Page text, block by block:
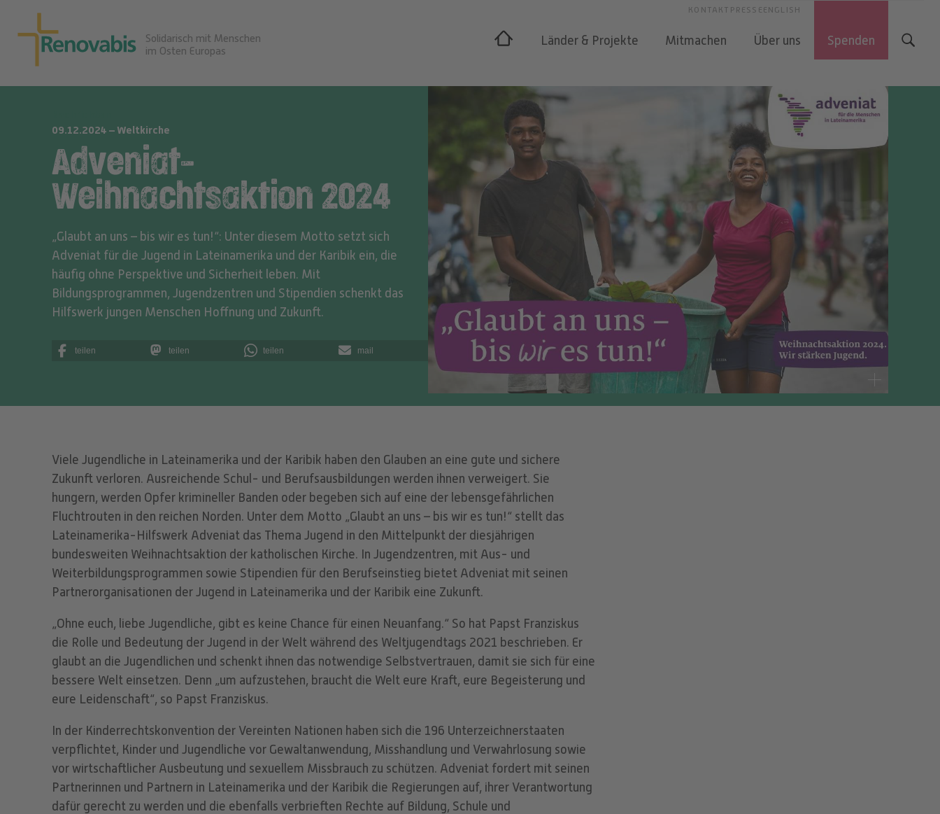
Solidarisch mit Menschen
im Osten Europas
Länder & Projekte Mitmachen Über uns Spenden
KONTAKT PRESSE ENGLISH
09.12.2024 – Weltkirche
Adveniat-
Weihnachtsaktion 2024
„Glaubt an uns – bis wir es tun!“: Unter diesem Motto setzt sich
Adveniat für die Jugend in Lateinamerika und der Karibik ein, die
häufig ohne Perspektive und Sicherheit leben. Mit
Bildungsprogrammen, Jugendzentren und Stipendien schenkt das
Hilfswerk jungen Menschen Hoffnung und Zukunft.
teilen teilen teilen mail
Viele Jugendliche in Lateinamerika und der Karibik haben den Glauben an eine gute und sichere
Zukunft verloren. Ausreichende Schul- und Berufsausbildungen werden ihnen verweigert. Sie
hungern, werden Opfer krimineller Banden oder begeben sich auf eine der lebensgefährlichen
Fluchtrouten in den reichen Norden. Unter dem Motto „Glaubt an uns – bis wir es tun!“ stellt das
Lateinamerika-Hilfswerk Adveniat das Thema Jugend in den Mittelpunkt der diesjährigen
bundesweiten Weihnachtsaktion der katholischen Kirche. In Jugendzentren, mit Aus- und
Weiterbildungsprogrammen sowie Stipendien für den Berufseinstieg bietet Adveniat mit seinen
Partnerorganisationen der Jugend in Lateinamerika und der Karibik eine Zukunft.
„Ohne euch, liebe Jugendliche, gibt es keine Chance für einen Neuanfang.“ So hat Papst Franziskus
die Rolle und Bedeutung der Jugend in der Welt während des Weltjugendtags 2021 beschrieben. Er
glaubt an die Jugendlichen und schenkt ihnen das notwendige Selbstvertrauen, damit sie sich für eine
bessere Welt einsetzen. Denn „um aufzustehen, braucht die Welt eure Kraft, eure Begeisterung und
eure Leidenschaft“, so Papst Franziskus.
In der Kinderrechtskonvention der Vereinten Nationen haben sich die 196 Unterzeichnerstaaten
verpflichtet, Kinder und Jugendliche vor Gewaltanwendung, Misshandlung und Verwahrlosung sowie
vor wirtschaftlicher Ausbeutung und sexuellem Missbrauch zu schützen. Adveniat fordert mit seinen
Partnerinnen und Partnern in Lateinamerika und der Karibik die Regierungen auf, ihrer Verantwortung
dafür gerecht zu werden und die ebenfalls verbrieften Rechte auf Bildung, Schule und